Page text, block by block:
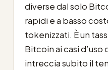
diverse dal solo
rapidi e a basso
tokenizzati. È un
Bitcoin ai casi
intreccia subito il